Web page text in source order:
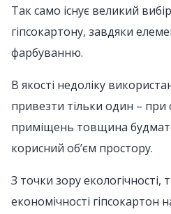
Так само існує великий
гіпсокартону, завдяки
фарбуванню.
В якості недоліку
привезти тільки один – при
приміщень товщина
корисний об’єм простору.
З точки зору екологічності,
економічності гіпсокартон